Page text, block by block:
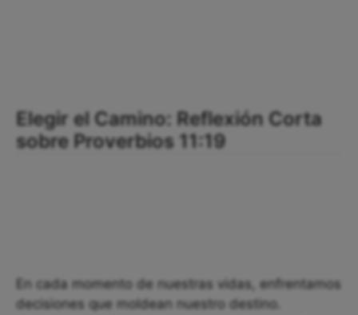
Elegir el Camino: Reflexión Corta
sobre Proverbios 11:19
En cada momento de nuestras vidas, enfrentamos
decisiones que moldean nuestro destino.